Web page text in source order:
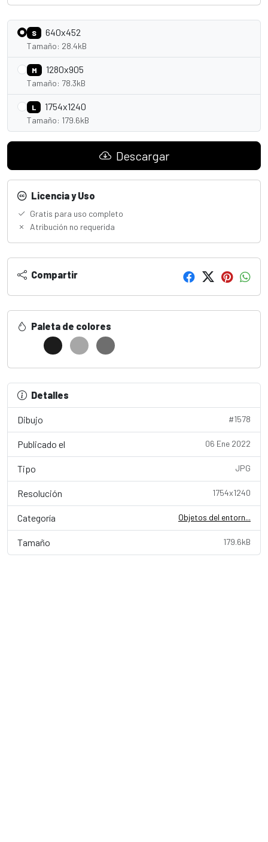
S 640x452
Tamaño: 28.4kB
M 1280x905
Tamaño: 78.3kB
L 1754x1240
Tamaño: 179.6kB
Descargar
Licencia y Uso
Gratis para uso completo
Atribución no requerida
Compartir
Paleta de colores
Detalles
Dibujo #1578
Publicado el 06 Ene 2022
Tipo JPG
Resolución 1754x1240
Categoría Objetos del entorn...
Tamaño 179.6kB